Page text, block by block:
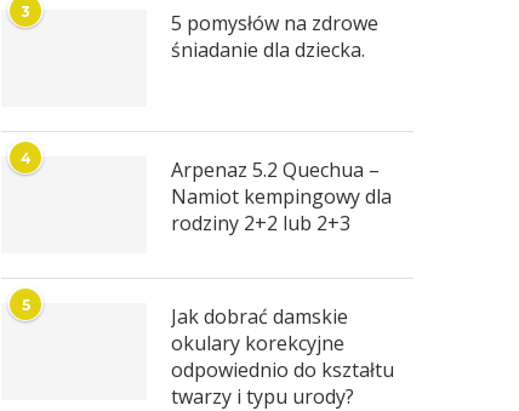
3
5 pomysłów na zdrowe
śniadanie dla dziecka.
4
Arpenaz 5.2 Quechua –
Namiot kempingowy dla
rodziny 2+2 lub 2+3
5
Jak dobrać damskie
okulary korekcyjne
odpowiednio do kształtu
twarzy i typu urody?